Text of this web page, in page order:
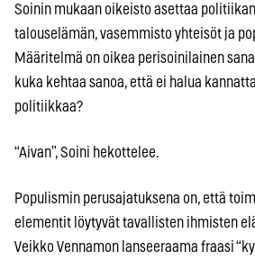
Soinin mukaan oikeisto asettaa
talouselämän, vasemmisto yhteisöt ja
Määritelmä on oikea perisoinilainen
kuka kehtaa sanoa, että ei halua
politiikkaa?
“Aivan”, Soini hekottelee.
Populismin perusajatuksena on, että
elementit löytyvät tavallisten ihmisten
Veikko Vennamon lanseeraama fraasi